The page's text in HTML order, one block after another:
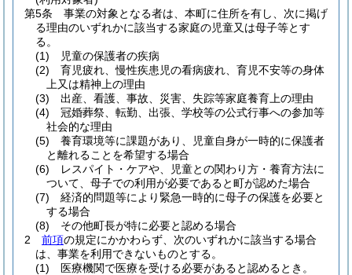
第5条
事業の対象となる者は、本町に住所を有し、次に掲げ
る理由のいずれかに該当する家庭の児童又は母子等とす
る。
(1)
児童の保護者の疾病
(2)
育児疲れ、慢性疾患児の看病疲れ、育児不安等の身体
上又は精神上の理由
(3)
出産、看護、事故、災害、失踪等家庭養育上の理由
(4)
冠婚葬祭、転勤、出張、学校等の公式行事への参加等
社会的な理由
(5)
養育環境等に課題があり、児童自身が一時的に保護者
と離れることを希望する場合
(6)
レスパイト・ケアや、児童との関わり方・養育方法に
ついて、母子での利用が必要であると町が認めた場合
(7)
経済的問題等により緊急一時的に母子の保護を必要と
する場合
(8)
その他町長が特に必要と認める場合
2
前項の規定にかかわらず、次のいずれかに該当する場合
は、事業を利用できないものとする。
(1)
医療機関で医療を受ける必要があると認めるとき。